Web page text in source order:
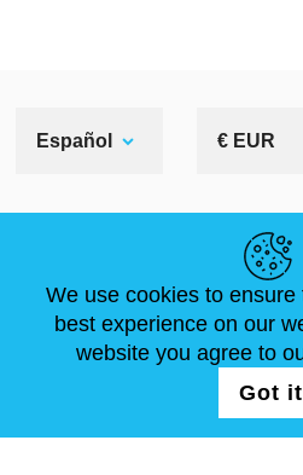
Español € EUR
NOVEDADES
ARTÍCULOS
ABOUT US
FAQ
We use cookies to
best experience on our
website you agree to
Got